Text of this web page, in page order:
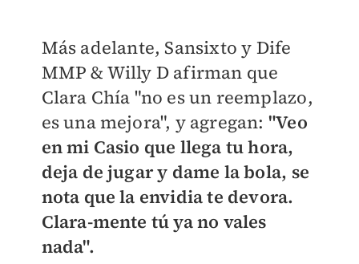
Más adelante, Sansixto y Dife
MMP & Willy D afirman que
Clara Chía "no es un reemplazo,
es una mejora", y agregan: "Veo
en mi Casio que llega tu hora,
deja de jugar y dame la bola, se
nota que la envidia te devora.
Clara-mente tú ya no vales
nada".